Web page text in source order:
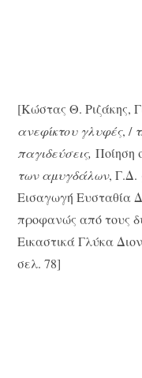
[Κώστας Θ. Ριζάκης,
ανεφίκτου γλυφές, /
παγιδεύσεις,Ποίηση
των αμυγδάλων, Γ.Δ.
Eισαγωγή Ευσταθία
προφανώς από τους
Eικαστικά Γλύκα
σελ. 78]